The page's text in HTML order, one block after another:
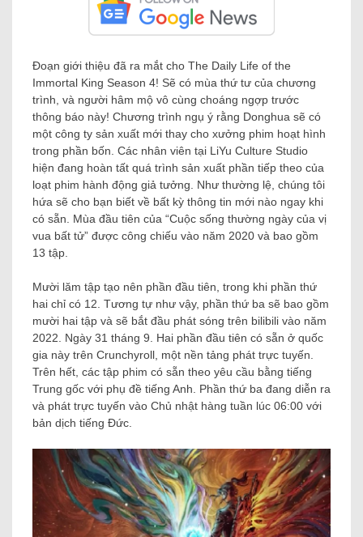
Đoạn giới thiệu đã ra mắt cho The Daily Life of the
Immortal King Season 4! Sẽ có mùa thứ tư của chương
trình, và người hâm mộ vô cùng choáng ngợp trước
thông báo này! Chương trình ngụ ý rằng Donghua sẽ có
một công ty sản xuất mới thay cho xưởng phim hoạt hình
trong phần bốn. Các nhân viên tại LiYu Culture Studio
hiện đang hoàn tất quá trình sản xuất phần tiếp theo của
loạt phim hành động giả tưởng. Như thường lệ, chúng tôi
hứa sẽ cho bạn biết về bất kỳ thông tin mới nào ngay khi
có sẵn. Mùa đầu tiên của “Cuộc sống thường ngày của vị
vua bất tử” được công chiếu vào năm 2020 và bao gồm
13 tập.
Mười lăm tập tạo nên phần đầu tiên, trong khi phần thứ
hai chỉ có 12. Tương tự như vậy, phần thứ ba sẽ bao gồm
mười hai tập và sẽ bắt đầu phát sóng trên bilibili vào năm
2022. Ngày 31 tháng 9. Hai phần đầu tiên có sẵn ở quốc
gia này trên Crunchyroll, một nền tảng phát trực tuyến.
Trên hết, các tập phim có sẵn theo yêu cầu bằng tiếng
Trung gốc với phụ đề tiếng Anh. Phần thứ ba đang diễn ra
và phát trực tuyến vào Chủ nhật hàng tuần lúc 06:00 với
bản dịch tiếng Đức.